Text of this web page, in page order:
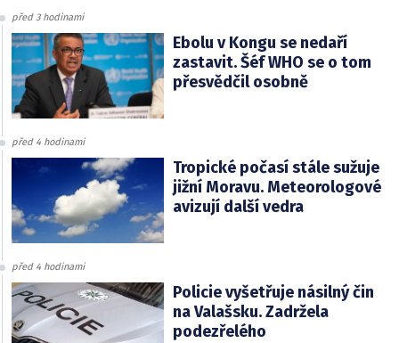
před 3 hodinami
Ebolu v Kongu se nedaří
zastavit. Šéf WHO se o tom
přesvědčil osobně
před 4 hodinami
Tropické počasí stále sužuje
jižní Moravu. Meteorologové
avizují další vedra
před 4 hodinami
Policie vyšetřuje násilný čin
na Valašsku. Zadržela
podezřelého